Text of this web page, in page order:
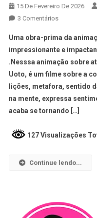
15 De Fevereiro De 2026
3 Comentários
Uma obra-prima da
impressionante e
.Nesssa animação sobre
Uoto, é um filme sobre a
lições, metafora, sentido
na mente, expressa
acaba se tornando […]
127 Visualizações
Continue lendo...